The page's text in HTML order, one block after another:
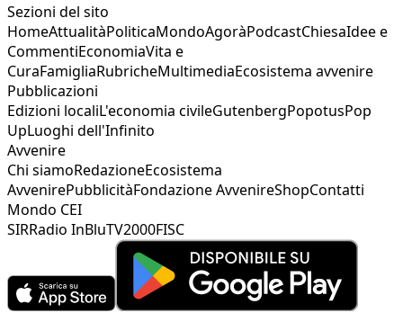
Sezioni del sito
HomeAttualitàPoliticaMondoAgoràPodcastChiesaIdee e
CommentiEconomiaVita e
CuraFamigliaRubricheMultimediaEcosistema avvenire
Pubblicazioni
Edizioni localiL'economia civileGutenbergPopotusPop
UpLuoghi dell'Infinito
Avvenire
Chi siamoRedazioneEcosistema
AvvenirePubblicitàFondazione AvvenireShopContatti
Mondo CEI
SIRRadio InBluTV2000FISC